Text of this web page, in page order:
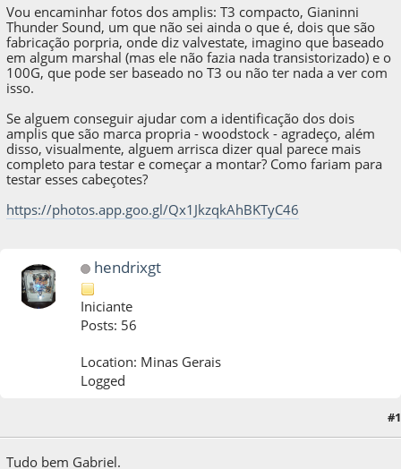
Vou encaminhar fotos dos amplis: T3 compacto, Gianinni
Thunder Sound, um que não sei ainda o que é, dois que são
fabricação porpria, onde diz valvestate, imagino que baseado
em algum marshal (mas ele não fazia nada transistorizado) e o
100G, que pode ser baseado no T3 ou não ter nada a ver com
isso.
Se alguem conseguir ajudar com a identificação dos dois
amplis que são marca propria - woodstock - agradeço, além
disso, visualmente, alguem arrisca dizer qual parece mais
completo para testar e começar a montar? Como fariam para
testar esses cabeçotes?
https://photos.app.goo.gl/Qx1JkzqkAhBKTyC46
hendrixgt
Iniciante
Posts: 56
Location: Minas Gerais
Logged
#1
Tudo bem Gabriel.